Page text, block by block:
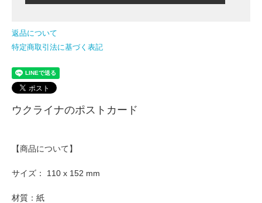
返品について
特定商取引法に基づく表記
ウクライナのポストカード
【商品について】
サイズ： 110 x 152 mm
材質：紙